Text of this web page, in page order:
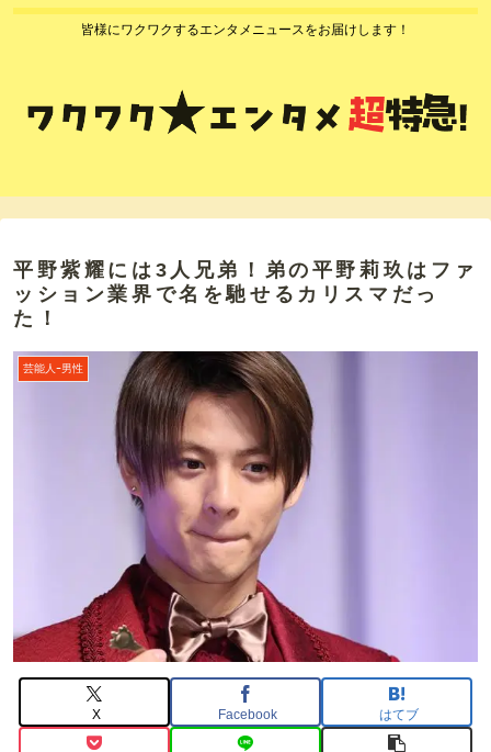
皆様にワクワクするエンタメニュースをお届けします！
平野紫耀には3人兄弟！弟の平野莉玖はファ
ッション業界で名を馳せるカリスマだっ
た！
芸能人ｰ男性
X Facebook はてブ